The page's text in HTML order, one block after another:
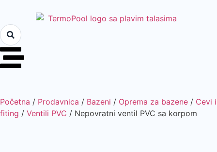
Početna / Prodavnica / Bazeni / Oprema za bazene / Cevi i
fiting / Ventili PVC / Nepovratni ventil PVC sa korpom